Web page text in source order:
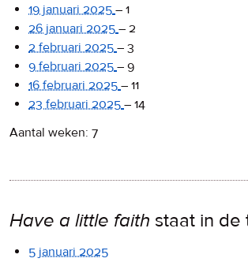
19 januari 2025 – 1
26 januari 2025 – 2
2 februari 2025 – 3
9 februari 2025 – 9
16 februari 2025 – 11
23 februari 2025 – 14
Aantal weken: 7
Have a little faith staat in de
5 januari 2025